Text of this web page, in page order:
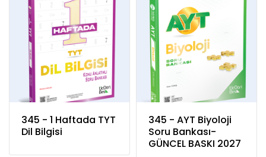
345 - 1 Haftada TYT
Dil Bilgisi
345 - AYT Biyoloji
Soru Bankası-
GÜNCEL BASKI 2027